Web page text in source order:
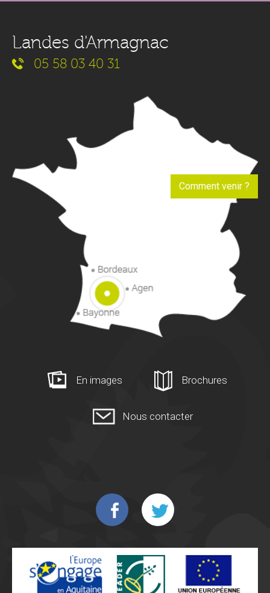
Landes d'Armagnac
05 58 03 40 31
Comment venir ?
En images Brochures
Nous contacter